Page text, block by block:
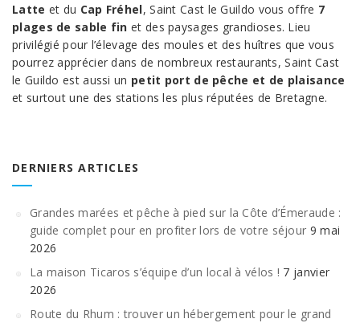
Latte et du Cap Fréhel, Saint Cast le Guildo vous offre 7
plages de sable fin et des paysages grandioses. Lieu
privilégié pour l’élevage des moules et des huîtres que vous
pourrez apprécier dans de nombreux restaurants, Saint Cast
le Guildo est aussi un petit port de pêche et de plaisance
et surtout une des stations les plus réputées de Bretagne.
DERNIERS ARTICLES
Grandes marées et pêche à pied sur la Côte d’Émeraude :
guide complet pour en profiter lors de votre séjour 9 mai
2026
La maison Ticaros s’équipe d’un local à vélos ! 7 janvier
2026
Route du Rhum : trouver un hébergement pour le grand